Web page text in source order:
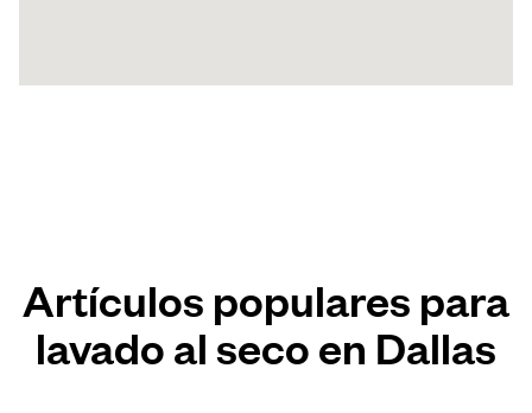
Artículos populares para
lavado al seco en Dallas